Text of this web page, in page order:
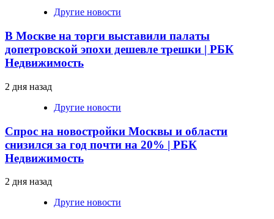
Другие новости
В Москве на торги выставили палаты
допетровской эпохи дешевле трешки | РБК
Недвижимость
2 дня назад
Другие новости
Спрос на новостройки Москвы и области
снизился за год почти на 20% | РБК
Недвижимость
2 дня назад
Другие новости